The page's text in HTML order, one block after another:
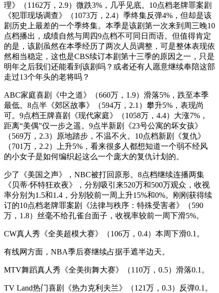
理》（1162万，2.9）微跌3%，几乎见底。10点档老牌罪案剧
《犯罪现场调查》（1073万，2.4）季终集反弹4%，但却是该
剧历史上最差的一个季终集。本季是该剧第一次来到周三晚10
点档播出，成绩自然与周四9点档不可同日而语。但值得肯定
的是，该剧虽然在本季经历了两次人员调整，可是整体表现依
然相当稳定，这也是CBS续订本剧第十三季的原因之一，只是
明年之后我们还能看到该剧吗？或者还有人愿意继续奉陪这部
走过13个年头的老将吗？
ABC家庭喜剧《中之道》（660万，1.9）滑落5%，跌至本季
最低。8点半《郊区故事》（594万，2.1）攀升5%，表现尚
可。9点档王牌喜剧《现代家庭》（1058万，4.4）大涨7%，
距离“美偶”仅一步之遥。9点半新剧《23号公寓的坏女孩》
（569万，2.3）原地踏步，不温不火。10点档新剧《复仇》
（701万，2.2）上升5%，看来很多人都想知道一个弱不经风
的小女子是如何编织起这么一个庞大的复仇计划的。
少了《美国之声》，NBC被打回原形。8点档继续连播两集
《贝蒂·怀特狂欢夜》，分别吸引来520万和500万观众，收视
率分别为1.5和1.4，分别较前一周上升15%和0%。刚刚获得续
订的10点档老牌罪案剧《法律与秩序：特殊受害者》（590
万，1.8）丝毫不给孔雀台面子，收视率较前一周下滑5%。
CW真人秀《全美超模大赛》（106万，0.4）本周下滑0.1。
有线网方面，NBA季后赛继续占据手遮半边天。
MTV舞蹈真人秀《全美街舞大赛》（110万，0.5）滑落0.1。
TV Land热门喜剧《热力克利夫兰》（121万，0.3）反弹0.1。